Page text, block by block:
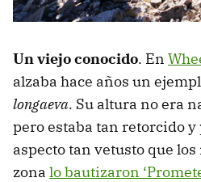
Un viejo conocido. En
alzaba hace años un
longaeva. Su altura no era
pero estaba tan retorcido
aspecto tan vetusto que
zona lo bautizaron